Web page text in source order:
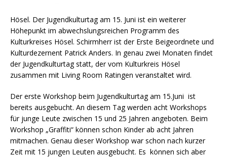
Hösel. Der Jugendkulturtag am 15. Juni ist ein weiterer
Höhepunkt im abwechslungsreichen Programm des
Kulturkreises Hösel. Schirmherr ist der Erste Beigeordnete und
Kulturdezernent Patrick Anders. In genau zwei Monaten findet
der Jugendkulturtag statt, der vom Kulturkreis Hösel
zusammen mit Living Room Ratingen veranstaltet wird.
Der erste Workshop beim Jugendkulturtag am 15.Juni ist
bereits ausgebucht. An diesem Tag werden acht Workshops
für junge Leute zwischen 15 und 25 Jahren angeboten. Beim
Workshop „Graffiti“ können schon Kinder ab acht Jahren
mitmachen. Genau dieser Workshop war schon nach kurzer
Zeit mit 15 jungen Leuten ausgebucht. Es können sich aber